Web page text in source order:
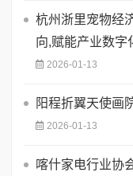
杭州浙里宠物经
向,赋能产业数字
2026-01-13
阳程折翼天使画
2026-01-13
喀什家电行业协